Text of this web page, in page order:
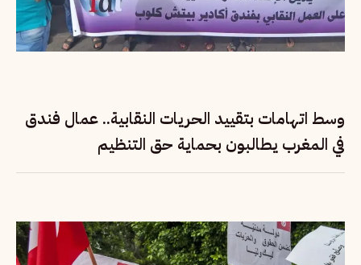
وسط اتهامات بتقييد الحريات النقابية.. عمال فندق
في المغرب يطالبون بحماية حق التنظيم